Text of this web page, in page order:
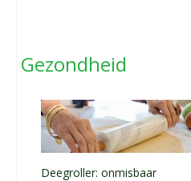
Gezondheid
Deegroller: onmisbaar